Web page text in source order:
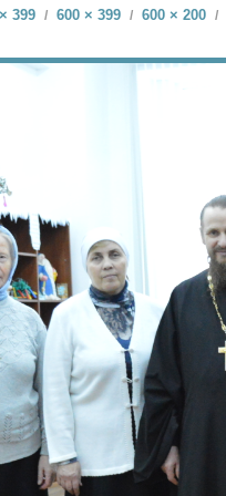
399 / 600 × 399 / 600 × 200 /